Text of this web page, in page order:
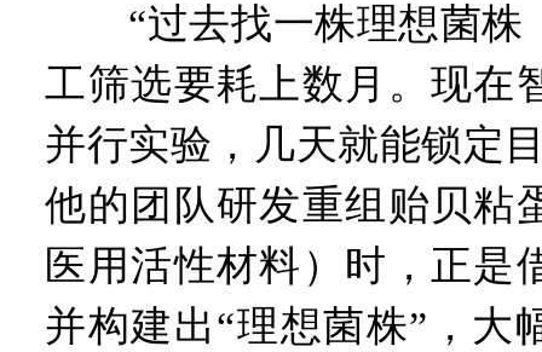
“过去找一株理想菌株
工筛选要耗上数月。现在
并行实验，几天就能锁定
他的团队研发重组贻贝粘
医用活性材料）时，正是
并构建出“理想菌株”，大